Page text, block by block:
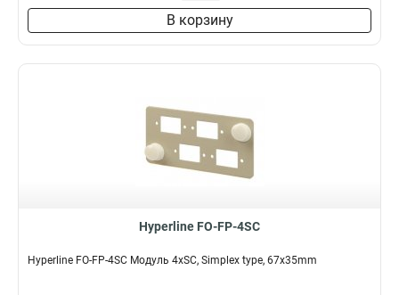
В корзину
Hyperline FO-FP-4SC
Hyperline FO-FP-4SC Модуль 4xSC, Simplex type, 67х35mm